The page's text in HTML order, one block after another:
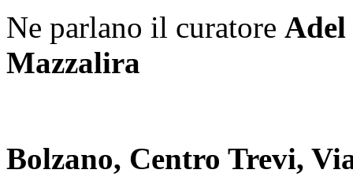
Ne parlano il curatore
Mazzalira
Bolzano, Centro Trevi,